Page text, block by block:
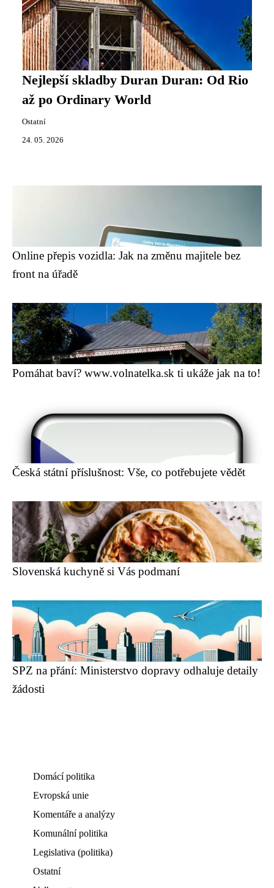
Nejlepší skladby Duran Duran: Od Rio
až po Ordinary World
Ostatní
24. 05. 2026
Online přepis vozidla: Jak na změnu majitele bez
front na úřadě
Pomáhat baví? www.volnatelka.sk ti ukáže jak na to!
Česká státní příslušnost: Vše, co potřebujete vědět
Slovenská kuchyně si Vás podmaní
SPZ na přání: Ministerstvo dopravy odhaluje detaily
žádosti
Domácí politika
Evropská unie
Komentáře a analýzy
Komunální politika
Legislativa (politika)
Ostatní